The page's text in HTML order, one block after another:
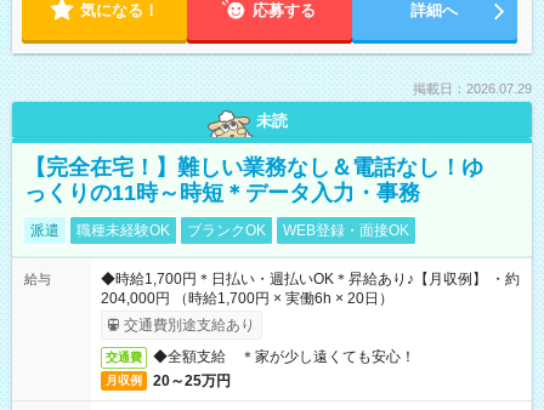
気になる！ 応募する 詳細へ
掲載日：2026.07.29
未読
【完全在宅！】難しい業務なし＆電話なし！ゆ
っくりの11時～時短＊データ入力・事務
派遣 職種未経験OK ブランクOK WEB登録・面接OK
給与
◆時給1,700円＊日払い・週払いOK＊昇給あり♪【月収例】 ・約
204,000円 （時給1,700円 × 実働6h × 20日）
交通費別途支給あり
交通費 ◆全額支給 ＊家が少し遠くても安心！
月収例 20～25万円